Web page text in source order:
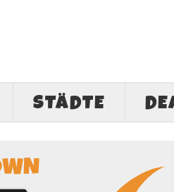
STÄDTE